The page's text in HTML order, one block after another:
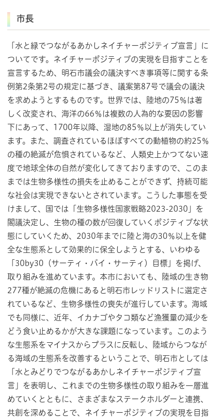
市長
「水と緑でつながるあかしネイチャーポジティブ宣言」に
ついてです。ネイチャーポジティブの実現を目指すことを
宣言するため、明石市議会の議決すべき事項等に関する条
例第2条第2号の規定に基づき、議案第87号で議会の議決
を求めようとするものです。世界では、陸地の75％は著
しく改変され、海洋の66％は複数の人為的な要因の影響
下にあって、1700年以降、湿地の85％以上が消失してい
ます。また、調査されているほぼすべての動植物の約25％
の種の絶滅が危惧されているなど、人類史上かつてない速
度で地球全体の自然が変化してきておりますので、このま
までは生物多様性の損失を止めることができず、持続可能
な社会は実現できないとされています。こうした事態を受
けまして、国では「生物多様性国家戦略2023-2030」を
閣議決定し、生物の種の数が回復していくポジティブな状
態にしていくため、2030年までに陸と海の30％以上を健
全な生態系として効果的に保全しようとする、いわゆる
「30by30（サーティ・バイ・サーティ）目標」を掲げ、
取り組みを進めています。本市においても、陸域の生き物
277種が絶滅の危機にあると明石市レッドリストに選定さ
れているなど、生物多様性の喪失が進行しています。海域
でも同様に、近年、イカナゴやタコ類など漁獲量の減少を
どう食い止めるかが大きな課題になっています。このよう
な生態系をマイナスからプラスに反転し、陸域からつなが
る海域の生態系を改善するということで、明石市としては
「水とみどりでつながるあかしネイチャーポジティブ宣
言」を表明し、これまでの生物多様性の取り組みを一層進
めていくとともに、さまざまなステークホルダーと連携、
共創を深めることで、ネイチャーポジティブの実現を目指